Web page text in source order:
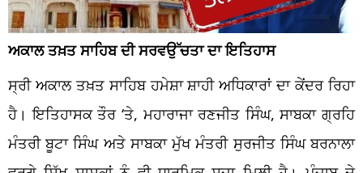
ਅਕਾਲ ਤਖ਼ਤ ਸਾਹਿਬ ਦੀ ਸਰਵਉੱਚਤਾ ਦਾ ਇਤਿਹਾਸ
ਸ੍ਰੀ ਅਕਾਲ ਤਖ਼ਤ ਸਾਹਿਬ ਹਮੇਸ਼ਾ ਸ਼ਾਹੀ ਅਧਿਕਾਰਾਂ ਦਾ ਕੇਂਦਰ ਰਿਹਾ
ਹੈ। ਇਤਿਹਾਸਕ ਤੌਰ ‘ਤੇ, ਮਹਾਰਾਜਾ ਰਣਜੀਤ ਸਿੰਘ, ਸਾਬਕਾ ਗ੍ਰਹਿ
ਮੰਤਰੀ ਬੂਟਾ ਸਿੰਘ ਅਤੇ ਸਾਬਕਾ ਮੁੱਖ ਮੰਤਰੀ ਸੁਰਜੀਤ ਸਿੰਘ ਬਰਨਾਲਾ